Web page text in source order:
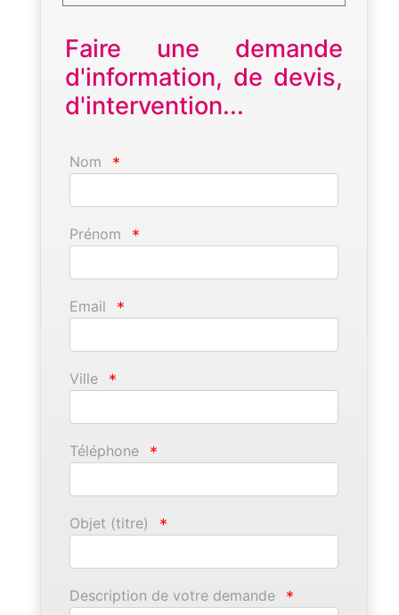
Faire une demande
d'information, de devis,
d'intervention...
Nom *
Prénom *
Email *
Ville *
Téléphone *
Objet (titre) *
Description de votre demande *